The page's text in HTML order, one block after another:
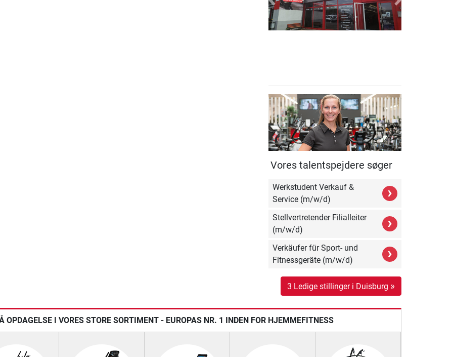
Previous Next
Vores talentspejdere søger
Werkstudent Verkauf &
Service (m/w/d)
›
Stellvertretender Filialleiter
(m/w/d)
›
Verkäufer für Sport- und
Fitnessgeräte (m/w/d)
›
3 Ledige stillinger i Duisburg »
OPDAGELSE I VORES STORE SORTIMENT - EUROPAS NR. 1 INDEN FOR HJEMMEFITNESS